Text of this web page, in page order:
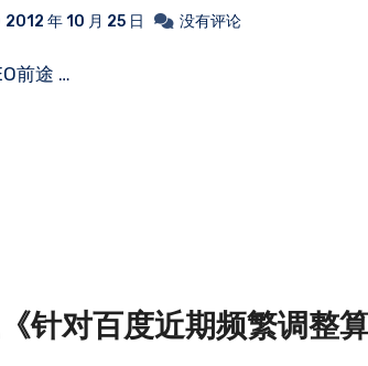
2012 年 10 月 25 日 没有评论
前途 …
针对百度近期频繁调整